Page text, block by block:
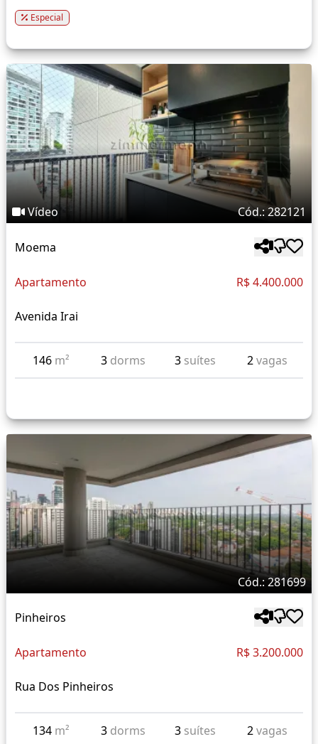
Especial
Vídeo Cód.: 282121
Moema
Apartamento R$ 4.400.000
Avenida Irai
146 m² 3 dorms 3 suítes 2vagas
Cód.: 281699
Pinheiros
Apartamento R$ 3.200.000
Rua Dos Pinheiros
134 m² 3 dorms 3 suítes 2vagas